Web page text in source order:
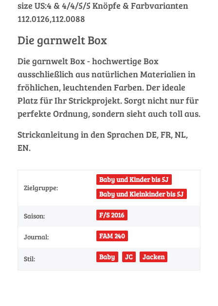
size US:4 & 4/4/5/5 Knöpfe & Farbvarianten
112.0126,112.0088
Die garnwelt Box
Die garnwelt Box - hochwertige Box
ausschließlich aus natürlichen Materialien in
fröhlichen, leuchtenden Farben. Der ideale
Platz für Ihr Strickprojekt. Sorgt nicht nur für
perfekte Ordnung, sondern sieht auch toll aus.
Strickanleitung in den Sprachen DE, FR, NL,
EN.
Zielgruppe:
Baby und Kinder bis 5J
Baby und Kleinkinder bis 5J
Saison: F/S 2016
Journal: FAM 240
Stil: Baby JC Jacken